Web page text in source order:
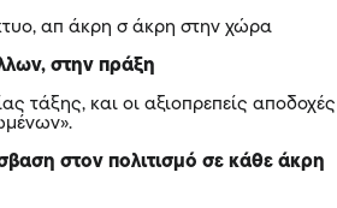
απ άκρη σ άκρη στην χώρα
στην πράξη
τάξης, και οι αξιοπρεπείς αποδοχές
στον πολιτισμό σε κάθε άκρη